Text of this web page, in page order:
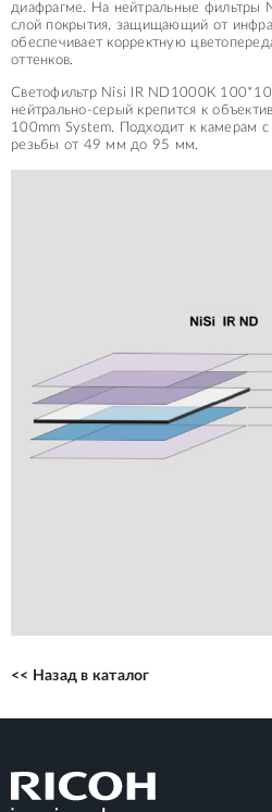
диафрагме. На нейтральные фильтры
слой покрытия, защищающий от
обеспечивает корректную
оттенков.
Светофильтр Nisi IR ND1000К
нейтрально-серый крепится к
100mm System. Подходит к камерам
резьбы от 49 мм до 95 мм.
<< Назад в каталог